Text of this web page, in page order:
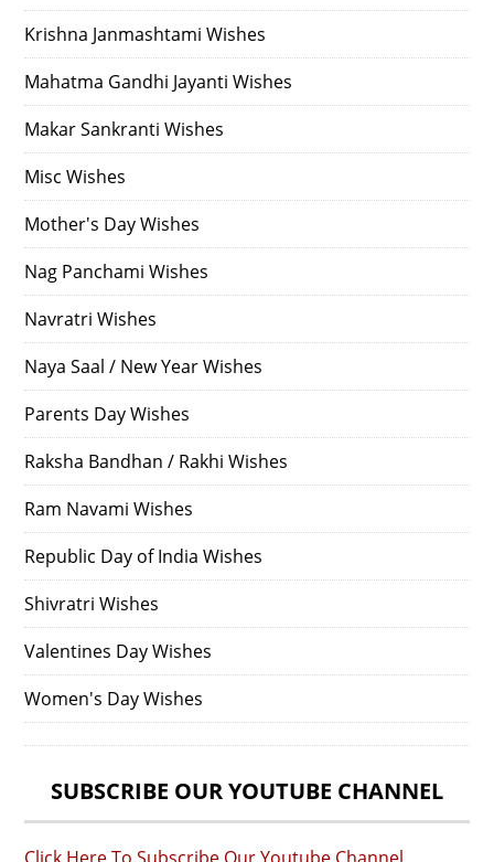
Krishna Janmashtami Wishes
Mahatma Gandhi Jayanti Wishes
Makar Sankranti Wishes
Misc Wishes
Mother's Day Wishes
Nag Panchami Wishes
Navratri Wishes
Naya Saal / New Year Wishes
Parents Day Wishes
Raksha Bandhan / Rakhi Wishes
Ram Navami Wishes
Republic Day of India Wishes
Shivratri Wishes
Valentines Day Wishes
Women's Day Wishes
SUBSCRIBE OUR YOUTUBE CHANNEL